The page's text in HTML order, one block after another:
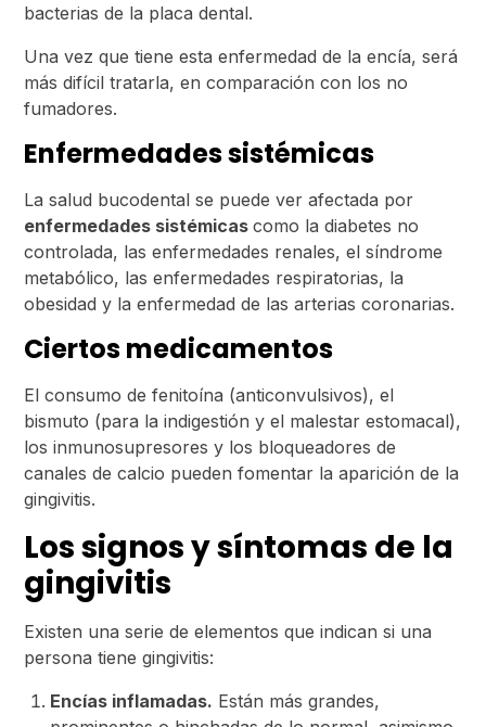
bacterias de la placa dental.
Una vez que tiene esta enfermedad de la encía, será
más difícil tratarla, en comparación con los no
fumadores.
Enfermedades sistémicas
La salud bucodental se puede ver afectada por
enfermedades sistémicascomo la diabetes no
controlada, las enfermedades renales, el síndrome
metabólico, las enfermedades respiratorias, la
obesidad y la enfermedad de las arterias coronarias.
Ciertos medicamentos
El consumo de fenitoína (anticonvulsivos), el
bismuto (para la indigestión y el malestar estomacal),
los inmunosupresores y los bloqueadores de
canales de calcio pueden fomentar la aparición de la
gingivitis.
Los signos y síntomas de la
gingivitis
Existen una serie de elementos que indican si una
persona tiene gingivitis:
Encías inflamadas. Están más grandes,